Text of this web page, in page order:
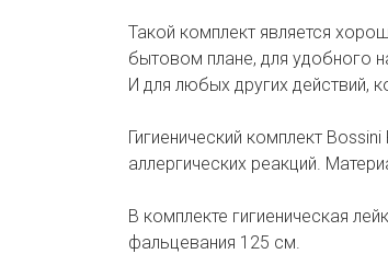
Такой комплект является
бытовом плане, для удобного
И для любых других действий,
Гигиенический комплект
аллергических реакций.
В комплекте гигиеническая
фальцевания 125 см.